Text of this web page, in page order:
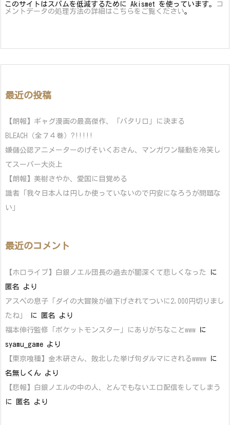
このサイトはスパムを低減するために Akismet を使っています。
コ
メントデータの処理方法の詳細はこちらをご覧ください。
最近の投稿
【朗報】ギャグ漫画の最高傑作、「パタリロ」に決まる
BLEACH（全７４巻）?!!!!!
嫌儲公認アニメーターのげそいくおさん、マンガワン騒動を冷笑し
てスーパー大炎上
【朗報】美樹さやか、愛国に目覚める
識者「我々日本人は円しか使っていないので円安になろうが問題な
い」
最近のコメント
【ホロライブ】白銀ノエル団長の過去が闇深くて悲しくなった
に
匿名
より
アスペの息子「ダイの大冒険が値下げされてついに2,000円切りまし
たね」
に 匿名
より
福本伸行監修「ポケットモンスター」にありがちなことwww に
syamu_game より
【東京喰種】金木研さん、敗北した挙げ句ダルマにされるwwww に
名無しくん より
【悲報】白銀ノエルの中の人、とんでもないエロ配信をしてしまう
に
匿名 より